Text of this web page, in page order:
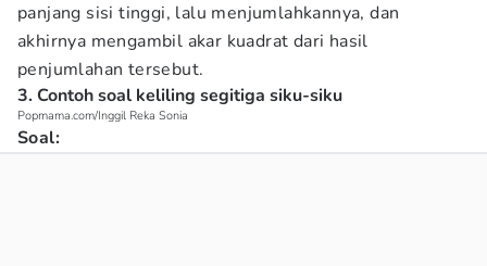
panjang sisi tinggi, lalu menjumlahkannya, dan
akhirnya mengambil akar kuadrat dari hasil
penjumlahan tersebut.
3. Contoh soal keliling segitiga siku-siku
Popmama.com/Inggil Reka Sonia
Soal: